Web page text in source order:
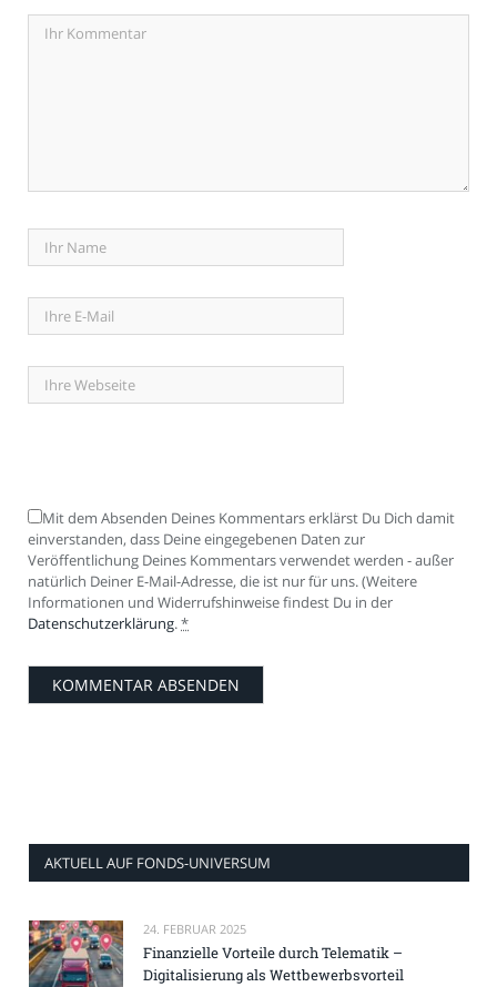
Mit dem Absenden Deines Kommentars erklärst Du Dich damit
einverstanden, dass Deine eingegebenen Daten zur
Veröffentlichung Deines Kommentars verwendet werden - außer
natürlich Deiner E-Mail-Adresse, die ist nur für uns. (Weitere
Informationen und Widerrufshinweise findest Du in der
Datenschutzerklärung.*
AKTUELL AUF FONDS-UNIVERSUM
24. FEBRUAR 2025
Finanzielle Vorteile durch Telematik –
Digitalisierung als Wettbewerbsvorteil